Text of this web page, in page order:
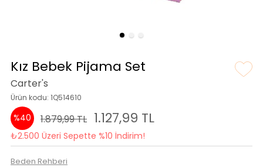
Kız Bebek Pijama Set
Carter's
Ürün kodu: 1Q514610
%40 1.879,99 TL 1.127,99 TL
₺2.500 Üzeri Sepette %10 İndirim!
Beden Rehberi